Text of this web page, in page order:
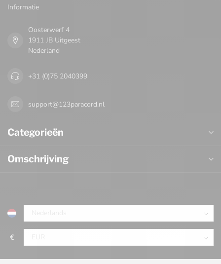
Informatie
Oosterwerf 4
1911 JB Uitgeest
Nederland
+31 (0)75 2040399
support@123paracord.nl
Categorieën
Omschrijving
€